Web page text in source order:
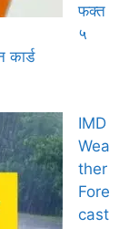
फक्त
५
कार्ड
IMD
Wea
ther
Fore
cast